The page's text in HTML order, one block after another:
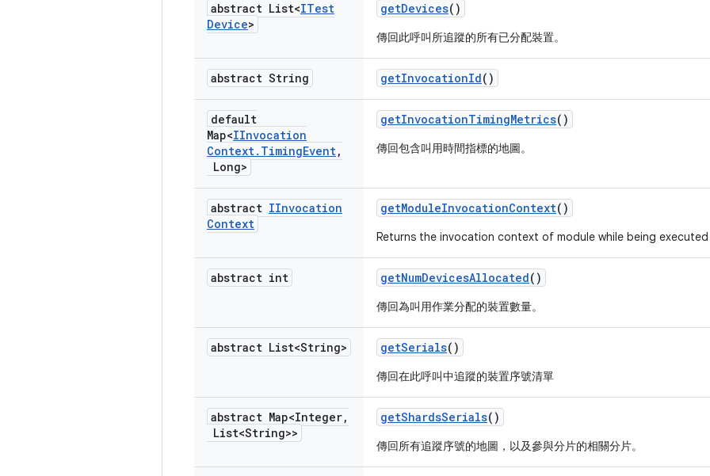
abstract List<ITest
Device>
getDevices()
傳回此呼叫所追蹤的所有已分配裝置。
abstract String getInvocationId()
default
Map<IInvocation
Context. TimingEvent,
Long>
getInvocationTimingMetrics()
傳回包含叫用時間指標的地圖。
abstract IInvocation
Context
getModuleInvocationContext()
Returns the invocation context of module while being
abstract int getNumDevicesAllocated()
傳回為叫用作業分配的裝置數量。
abstract List<String> getSerials()
傳回在此呼叫中追蹤的裝置序號清單
abstract Map<Integer,
List<String>>
getShardsSerials()
傳回所有追蹤序號的地圖，以及參與分片的相關分片。